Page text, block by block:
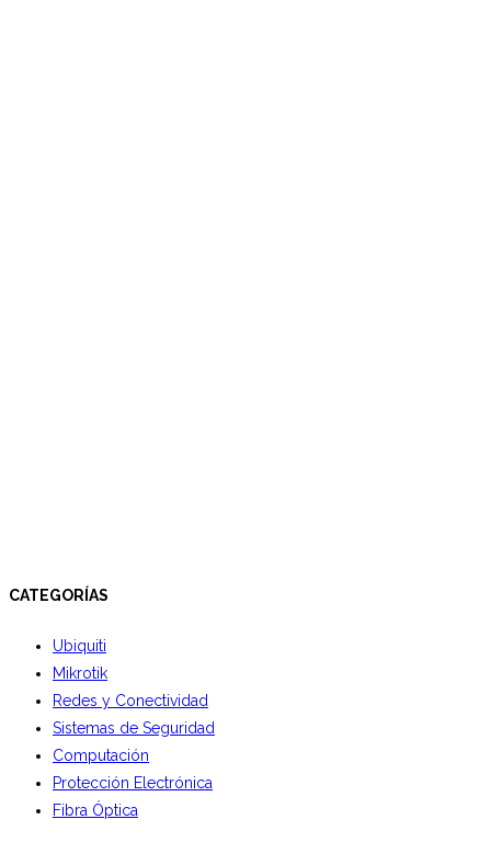
CATEGORÍAS
Ubiquiti
Mikrotik
Redes y Conectividad
Sistemas de Seguridad
Computación
Protección Electrónica
Fibra Óptica